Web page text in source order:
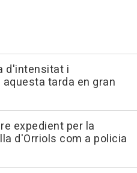
d'intensitat i
tarda en gran
expedient per la
d'Orriols com a policia